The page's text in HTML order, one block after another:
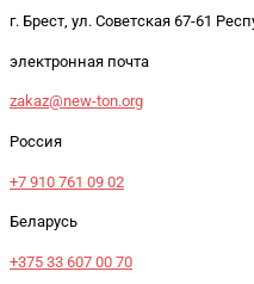
г. Брест, ул. Советская 67-61
электронная почта
zakaz@new-ton.org
Россия
+7 910 761 09 02
Беларусь
+375 33 607 00 70